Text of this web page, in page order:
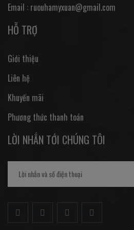
Email : ruouhamyxuan@gmail.com
HỖ TRỢ
Giới thiệu
Liên hệ
Khuyến mãi
Phương thức thanh toán
LỜI NHẮN TỚI CHÚNG TÔI